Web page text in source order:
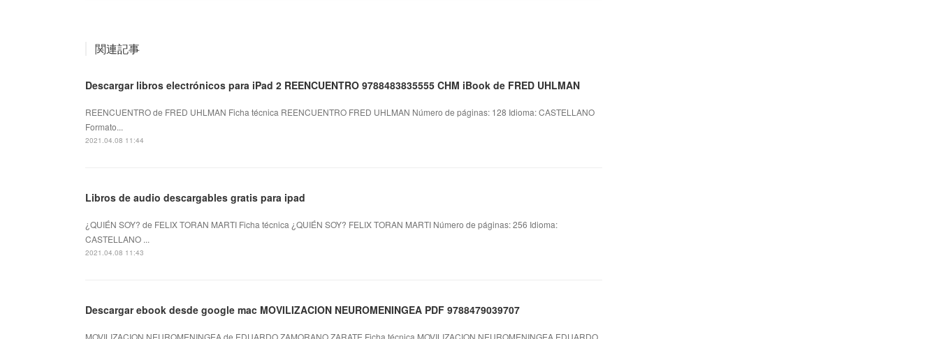
関連記事
Descargar libros electrónicos para iPad 2 REENCUENTRO 9788483835555 CHM iBook de FRED UHLMAN
REENCUENTRO de FRED UHLMAN Ficha técnica REENCUENTRO FRED UHLMAN Número de páginas: 128 Idioma: CASTELLANO
Formato...
2021.04.08 11:44
Libros de audio descargables gratis para ipad
¿QUIÉN SOY? de FELIX TORAN MARTI Ficha técnica ¿QUIÉN SOY? FELIX TORAN MARTI Número de páginas: 256 Idioma:
CASTELLANO ...
2021.04.08 11:43
Descargar ebook desde google mac MOVILIZACION NEUROMENINGEA PDF 9788479039707
MOVILIZACION NEUROMENINGEA de EDUARDO ZAMORANO ZARATE Ficha técnica MOVILIZACION NEUROMENINGEA EDUARDO